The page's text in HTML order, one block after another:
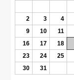
2
3 4
9
10 11
16
17 18
23
24 25
30
31